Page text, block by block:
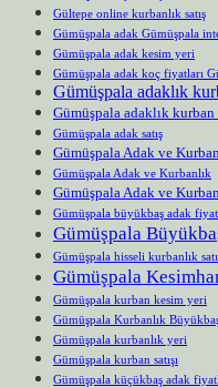
Gültepe online kurbanlık satış
Gümüşpala adak Gümüşpala
Gümüşpala adak kesim yeri
Gümüşpala adak koç fiyatları
Gümüşpala adaklık
Gümüşpala adaklık kurban
Gümüşpala adak satış
Gümüşpala Adak ve Kurban
Gümüşpala Adak ve Kurbanlık
Gümüşpala Adak ve Kurban
Gümüşpala büyükbaş adak
Gümüşpala
Gümüşpala hisseli kurbanlık
Gümüşpala
Gümüşpala kurban kesim yeri
Gümüşpala Kurbanlık Büyükbaş
Gümüşpala kurbanlık yeri
Gümüşpala kurban satışı
Gümüşpala küçükbaş adak